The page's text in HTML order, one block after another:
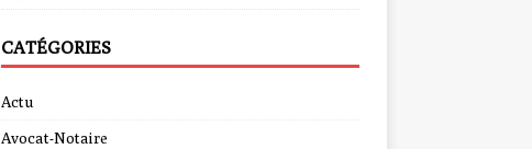
CATÉGORIES
Actu
Avocat-Notaire